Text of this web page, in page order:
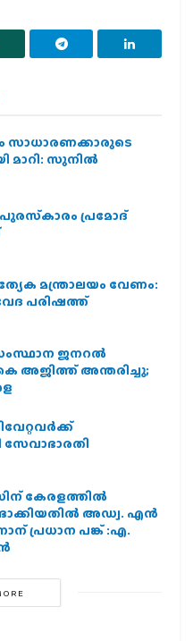
സാധാരണക്കാരുടെ
മാറി: സുനിൽ
പുരസ്‌കാരം പ്രമോദ്
മന്ത്രാലയം വേണം:
പരിഷത്ത്
ജനറൽ
അജിത്ത് അന്തരിച്ചു;
കേരളത്തില്‍
അഡ്വ. എന്‍
പ്രധാന പങ്ക് :എ.